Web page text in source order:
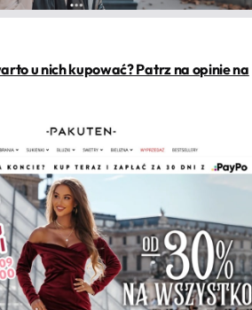
u nich kupować? Patrz na opinie na